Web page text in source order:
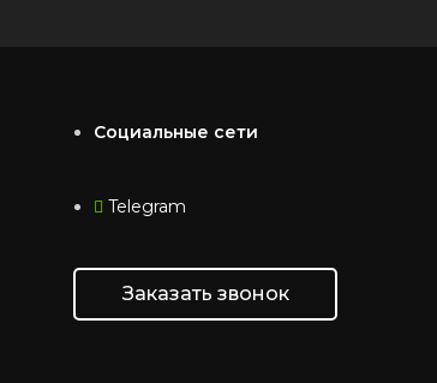
Социальные сети
Telegram
Заказать звонок